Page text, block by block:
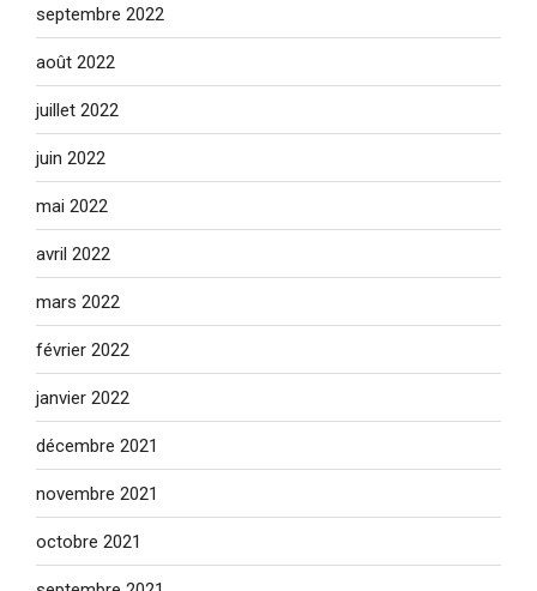
septembre 2022
août 2022
juillet 2022
juin 2022
mai 2022
avril 2022
mars 2022
février 2022
janvier 2022
décembre 2021
novembre 2021
octobre 2021